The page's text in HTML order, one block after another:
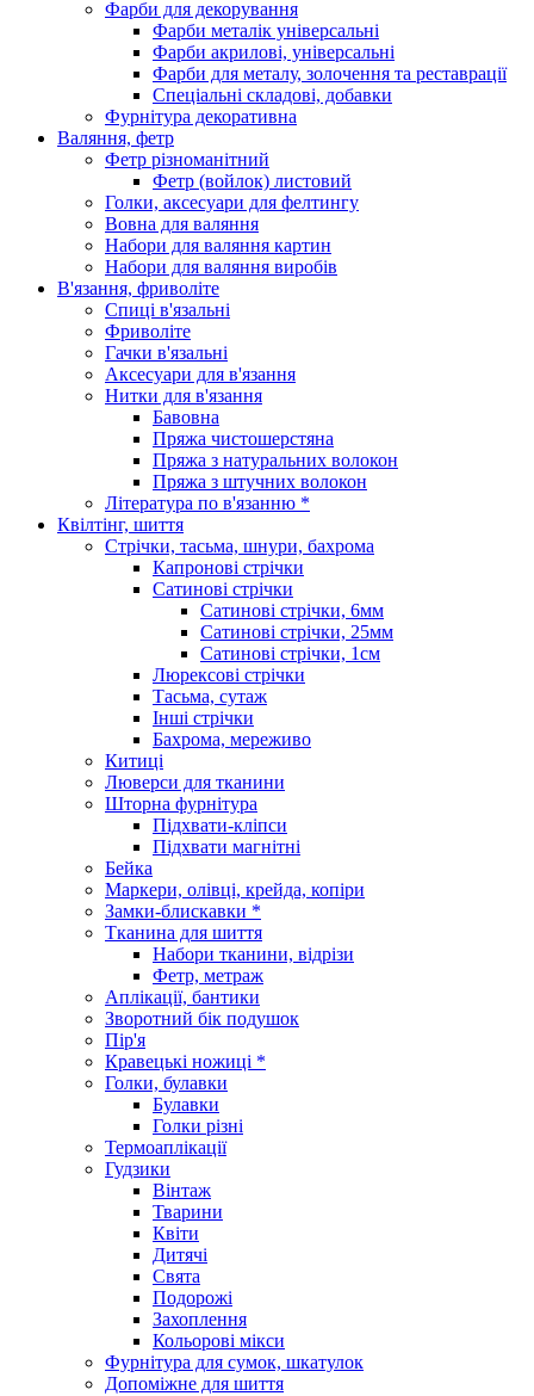
Фарби для декорування
Фарби металік універсальні
Фарби акрилові, універсальні
Фарби для металу, золочення та реставрації
Спеціальні складові, добавки
Фурнітура декоративна
Валяння, фетр
Фетр різноманітний
Фетр (войлок) листовий
Голки, аксесуари для фелтингу
Вовна для валяння
Набори для валяння картин
Набори для валяння виробів
В'язання, фриволіте
Спиці в'язальні
Фриволіте
Гачки в'язальні
Аксесуари для в'язання
Нитки для в'язання
Бавовна
Пряжа чистошерстяна
Пряжа з натуральних волокон
Пряжа з штучних волокон
Література по в'язанню *
Квілтінг, шиття
Стрічки, тасьма, шнури, бахрома
Капронові стрічки
Сатинові стрічки
Сатинові стрічки, 6мм
Сатинові стрічки, 25мм
Сатинові стрічки, 1см
Люрексові стрічки
Тасьма, сутаж
Інші стрічки
Бахрома, мереживо
Китиці
Люверси для тканини
Шторна фурнітура
Підхвати-кліпси
Підхвати магнітні
Бейка
Маркери, олівці, крейда, копіри
Замки-блискавки *
Тканина для шиття
Набори тканини, відрізи
Фетр, метраж
Аплікації, бантики
Зворотний бік подушок
Пір'я
Кравецькі ножиці *
Голки, булавки
Булавки
Голки різні
Термоаплікації
Гудзики
Вінтаж
Тварини
Квіти
Дитячі
Свята
Подорожі
Захоплення
Кольорові мікси
Фурнітура для сумок, шкатулок
Допоміжне для шиття